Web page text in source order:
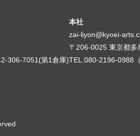
306-7051(第1倉庫)
本社
zai-liyon@kyoei-
〒206-0025 東京都多
TEL.080-2196-0988